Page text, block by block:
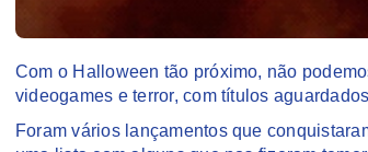
Com o Halloween tão próximo, não
videogames e terror, com títulos
Foram vários lançamentos que